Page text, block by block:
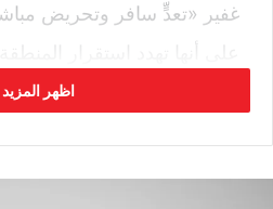
غفير «تعدٍّ سافر وتحريض
الفلسطيني. وقالت الوزارة إن
اظهر المزيد